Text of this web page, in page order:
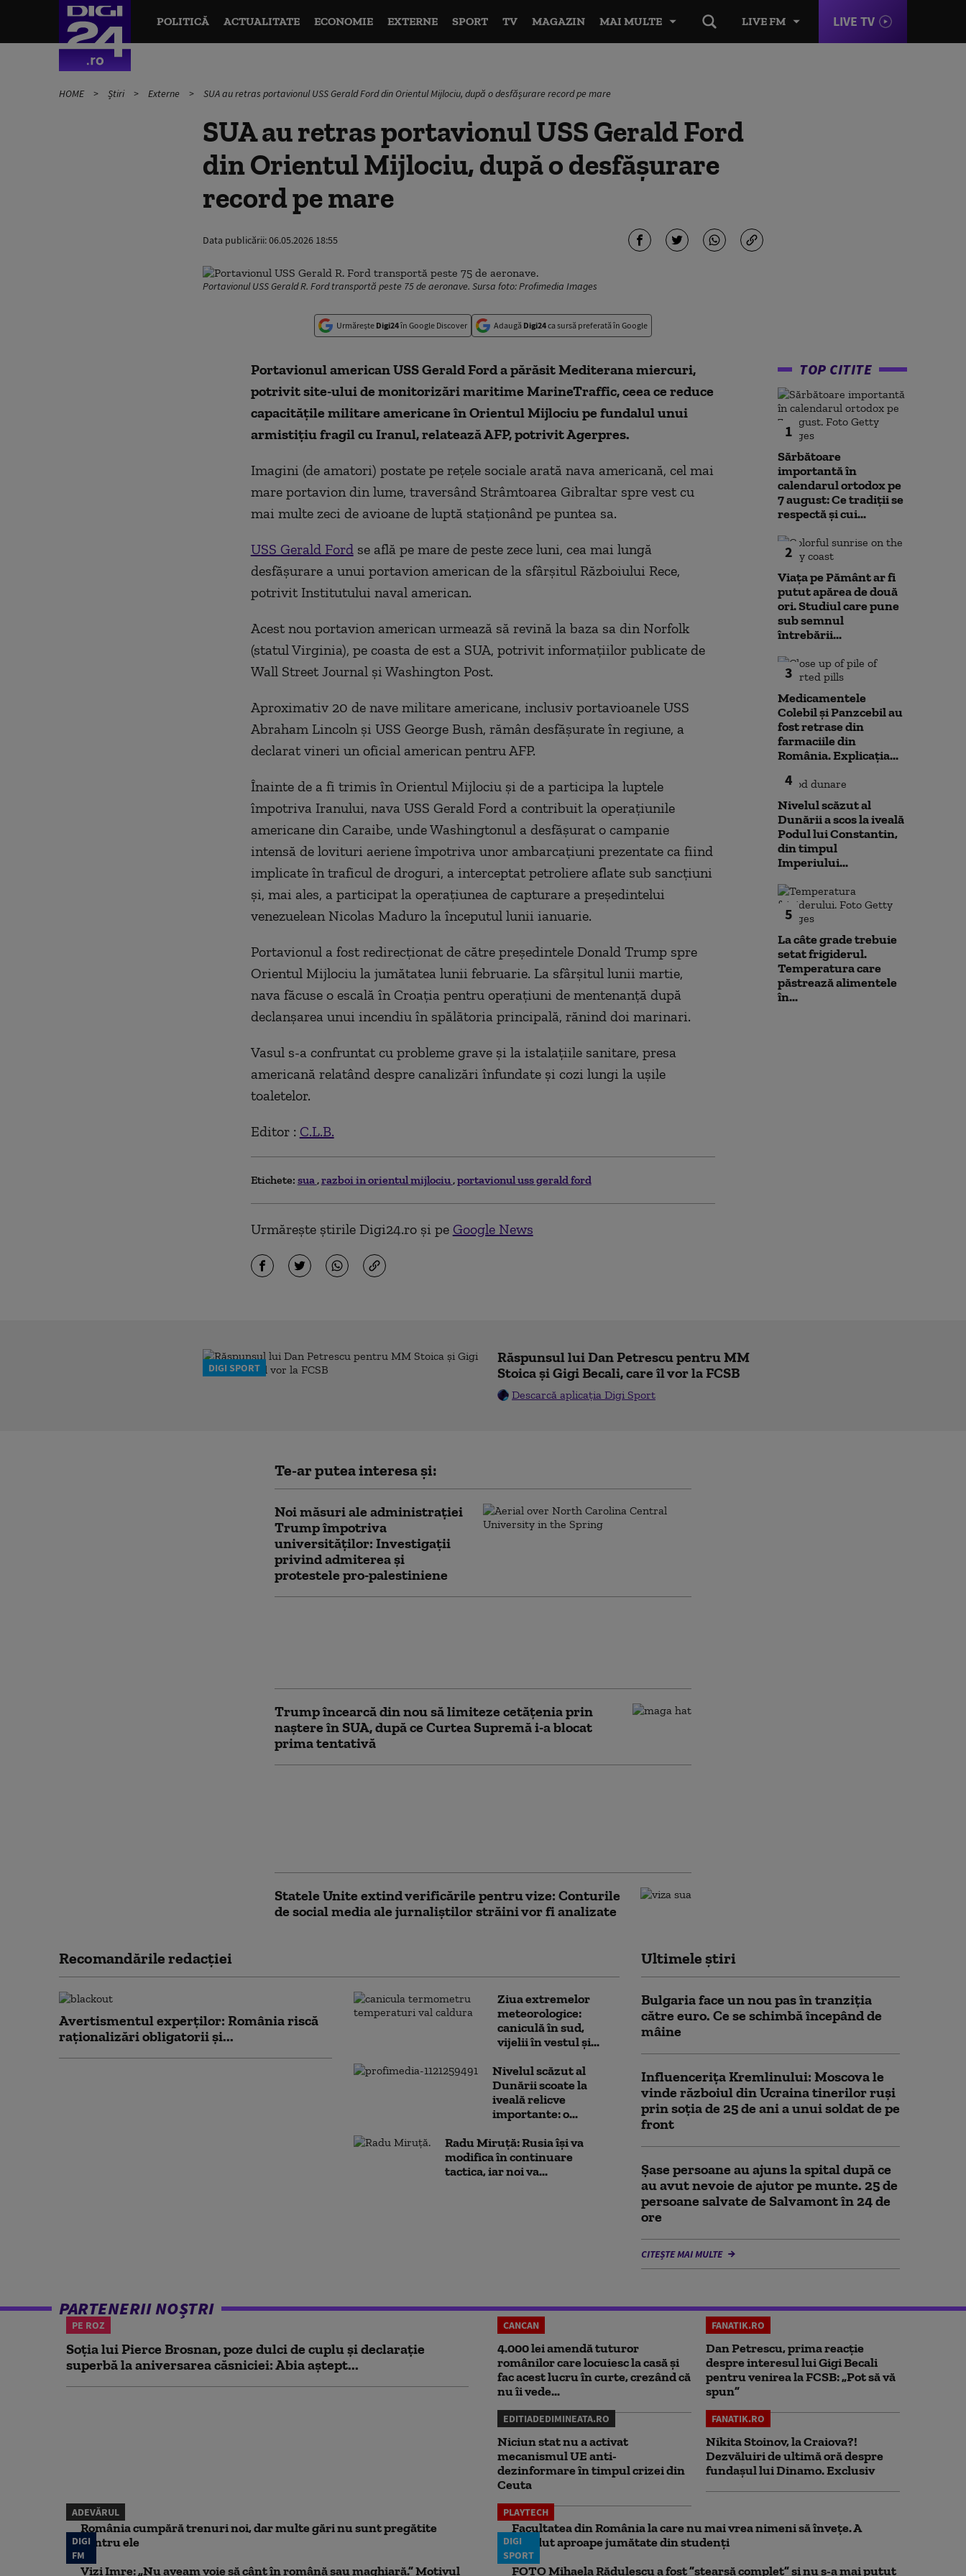
LIVE FM LIVE TV
POLITICĂ ACTUALITATE ECONOMIE EXTERNE SPORT TV MAGAZIN MAI MULTE
HOME Știri Externe SUA au retras portavionul USS Gerald Ford din Orientul Mijlociu, după o desfășurare record pe mare
SUA au retras portavionul USS Gerald Ford
din Orientul Mijlociu, după o desfășurare
record pe mare
Data publicării:06.05.2026 18:55
Portavionul USS Gerald R. Ford transportă peste 75 de aeronave. Sursa foto: Profimedia Images
Urmărește Digi24în Google Discover Adaugă Digi24ca sursă preferată în Google
Portavionul american USS Gerald Ford a părăsit Mediterana miercuri,
potrivit site-ului de monitorizări maritime MarineTraffic, ceea ce reduce
capacităţile militare americane în Orientul Mijlociu pe fundalul unui
armistiţiu fragil cu Iranul, relatează AFP, potrivit Agerpres.
Imagini (de amatori) postate pe reţele sociale arată nava americană, cel mai
mare portavion din lume, traversând Strâmtoarea Gibraltar spre vest cu
mai multe zeci de avioane de luptă staţionând pe puntea sa.
USS Gerald Fordse află pe mare de peste zece luni, cea mai lungă
desfăşurare a unui portavion american de la sfârşitul Războiului Rece,
potrivit Institutului naval american.
Acest nou portavion american urmează să revină la baza sa din Norfolk
(statul Virginia), pe coasta de est a SUA, potrivit informaţiilor publicate de
Wall Street Journal şi Washington Post.
Aproximativ 20 de nave militare americane, inclusiv portavioanele USS
Abraham Lincoln şi USS George Bush, rămân desfăşurate în regiune, a
declarat vineri un oficial american pentru AFP.
Înainte de a fi trimis în Orientul Mijlociu şi de a participa la luptele
împotriva Iranului, nava USS Gerald Ford a contribuit la operaţiunile
americane din Caraibe, unde Washingtonul a desfăşurat o campanie
intensă de lovituri aeriene împotriva unor ambarcaţiuni prezentate ca fiind
implicate în traficul de droguri, a interceptat petroliere aflate sub sancţiuni
şi, mai ales, a participat la operaţiunea de capturare a preşedintelui
venezuelean Nicolas Maduro la începutul lunii ianuarie.
Portavionul a fost redirecţionat de către preşedintele Donald Trump spre
Orientul Mijlociu la jumătatea lunii februarie. La sfârşitul lunii martie,
nava făcuse o escală în Croaţia pentru operaţiuni de mentenanţă după
declanşarea unui incendiu în spălătoria principală, rănind doi marinari.
Vasul s-a confruntat cu probleme grave şi la istalaţiile sanitare, presa
americană relatând despre canalizări înfundate şi cozi lungi la uşile
toaletelor.
Editor : C.L.B.
Etichete: sua razboi in orientul mijlociu portavionul uss gerald ford
Urmărește știrile Digi24.ro și pe Google News
TOP CITITE
1
Sărbătoare
importantă în
calendarul ortodox pe
7 august: Ce tradiții se
respectă și cui...
2
Viața pe Pământ ar fi
putut apărea de două
ori. Studiul care pune
sub semnul
întrebării...
3
Medicamentele
Colebil și Panzcebil au
fost retrase din
farmaciile din
România. Explicația...
4
Nivelul scăzut al
Dunării a scos la iveală
Podul lui Constantin,
din timpul
Imperiului...
5
La câte grade trebuie
setat frigiderul.
Temperatura care
păstrează alimentele
în...
DIGI SPORT
Răspunsul lui Dan Petrescu pentru MM
Stoica și Gigi Becali, care îl vor la FCSB
Descarcă aplicația Digi Sport
Te-ar putea interesa și:
Noi măsuri ale administrației
Trump împotriva
universităților: Investigații
privind admiterea și
protestele pro-palestiniene
Trump încearcă din nou să limiteze cetățenia prin
naștere în SUA, după ce Curtea Supremă i-a blocat
prima tentativă
Statele Unite extind verificările pentru vize: Conturile
de social media ale jurnaliștilor străini vor fi analizate
Recomandările redacţiei
Avertismentul experților: România riscă
raționalizări obligatorii și...
Ziua extremelor
meteorologice:
caniculă în sud,
vijelii în vestul și...
Nivelul scăzut al
Dunării scoate la
iveală relicve
importante: o...
Radu Miruță: Rusia își va
modifica în continuare
tactica, iar noi va...
Ultimele știri
Bulgaria face un nou pas în tranziţia
către euro. Ce se schimbă începând de
mâine
Influencerița Kremlinului: Moscova le
vinde războiul din Ucraina tinerilor ruși
prin soția de 25 de ani a unui soldat de pe
front
Șase persoane au ajuns la spital după ce
au avut nevoie de ajutor pe munte. 25 de
persoane salvate de Salvamont în 24 de
ore
CITEȘTE MAI MULTE
PARTENERII NOȘTRI
PE ROZ
Soția lui Pierce Brosnan, poze dulci de cuplu și declarație
superbă la aniversarea căsniciei: Abia aștept...
CANCAN
4.000 lei amendă tuturor
românilor care locuiesc la casă și
fac acest lucru în curte, crezând că
nu îi vede...
FANATIK.RO
Dan Petrescu, prima reacție
despre interesul lui Gigi Becali
pentru venirea la FCSB: „Pot să vă
spun”
EDITIADEDIMINEATA.RO
Niciun stat nu a activat
mecanismul UE anti-
dezinformare în timpul crizei din
Ceuta
FANATIK.RO
Nikita Stoinov, la Craiova?!
Dezvăluiri de ultimă oră despre
fundașul lui Dinamo. Exclusiv
ADEVĂRUL
România cumpără trenuri noi, dar multe gări nu sunt pregătite
pentru ele
PLAYTECH
Facultatea din România la care nu mai vrea nimeni să înveţe. A
pierdut aproape jumătate din studenţi
DIGI
FM
Vizi Imre: „Nu aveam voie să cânt în română sau maghiară.” Motivul
DIGI
SPORT
FOTO Mihaela Rădulescu a fost ”ștearsă complet” și nu s-a mai putut